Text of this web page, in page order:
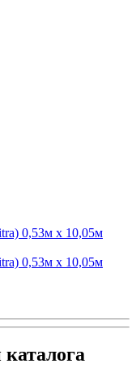
0,53м x 10,05м
0,53м x 10,05м